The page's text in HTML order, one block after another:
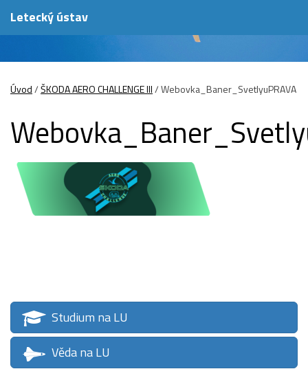
Letecký ústav
Úvod/ŠKODA AERO CHALLENGE III/Webovka_Baner_SvetlyuPRAVA
Studium na LU
Věda na LU